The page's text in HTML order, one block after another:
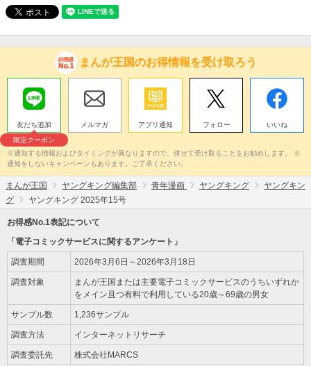
まんが王国のお得情報を受け取ろう
友だち追加
限定クーポン
メルマガ アプリ通知 フォロー いいね
※通知する情報およびタイミングが異なりますので、併せて受け取ることをお勧めします。 ※
通知をしないキャンペーンもあります。ご了承ください。
まんが王国 ヤングキング編集部 青年漫画 ヤングキング
ヤングキン
グ
ヤングキング 2025年15号
お得感No.1表記について
「電子コミックサービスに関するアンケート」
調査期間 2026年3月6日～2026年3月18日
調査対象
まんが王国または主要電子コミックサービスのうちいずれか
をメイン且つ有料で利用している20歳～69歳の男女
サンプル数 1,236サンプル
調査方法 インターネットリサーチ
調査委託先 株式会社MARCS